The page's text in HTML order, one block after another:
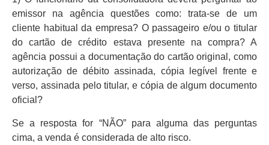
emissor na agência questões como: trata-se de um
cliente habitual da empresa? O passageiro e/ou o titular
do cartão de crédito estava presente na compra? A
agência possui a documentação do cartão original, como
autorização de débito assinada, cópia legível frente e
verso, assinada pelo titular, e cópia de algum documento
oficial?
Se a resposta for “NÃO” para alguma das perguntas
cima, a venda é considerada de alto risco.